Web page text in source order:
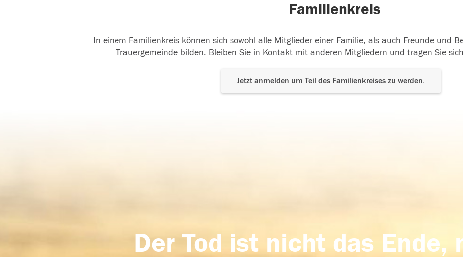
Familienkreis
In einem Familienkreis können sich sowohl alle Mitglieder einer Familie, als auch Freunde und
Trauergemeinde bilden. Bleiben Sie in Kontakt mit anderen Mitgliedern und tragen Sie
Jetzt anmelden um Teil des Familienkreises zu werden.
Der Tod ist nicht das Ende,